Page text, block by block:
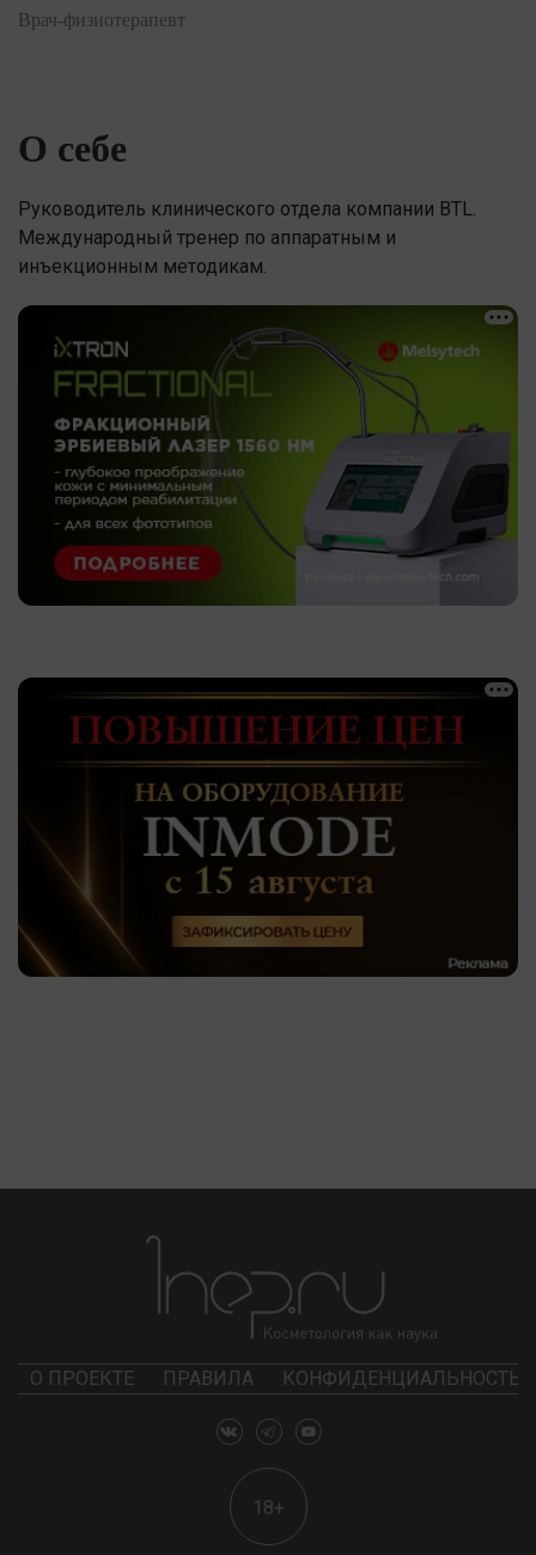
Врач-физиотерапевт
О себе
Руководитель клинического отдела компании BTL.
Международный тренер по аппаратным и
инъекционным методикам.
О ПРОЕКТЕ ПРАВИЛА КОНФИДЕНЦИАЛЬНОСТЬ
18+